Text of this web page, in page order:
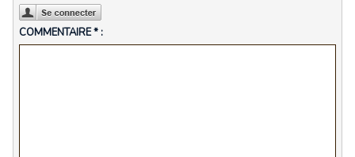
COMMENTAIRE * :